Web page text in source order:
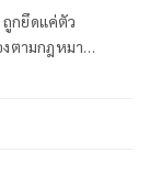
กยึดแค่ตัว
ตามกฎหมาย